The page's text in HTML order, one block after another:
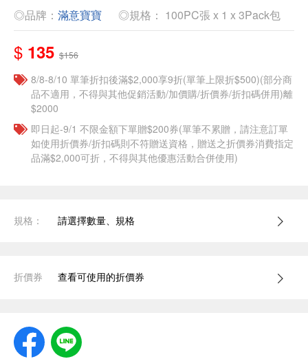
◎品牌： 滿意寶寶 ◎規格： 100PC張 x 1 x 3Pack包
$ 135 $156
8/8-8/10 單筆折扣後滿$2,000享9折(單筆上限折$500)(部分商
品不適用，不得與其他促銷活動/加價購/折價券/折扣碼併用)離
$2000
即日起-9/1 不限金額下單贈$200券(單筆不累贈，請注意訂單
如使用折價券/折扣碼則不符贈送資格，贈送之折價券消費指定
品滿$2,000可折，不得與其他優惠活動合併使用)
規格： 請選擇數量、規格
折價券 查看可使用的折價券